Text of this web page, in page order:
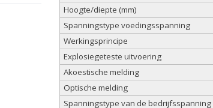
Hoogte/diepte (mm)
Spanningstype voedingsspanning
Werkingsprincipe
Explosiegeteste uitvoering
Akoestische melding
Optische melding
Spanningstype van de bedrijfsspanning